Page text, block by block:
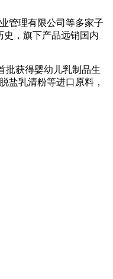
管理有限公司等多家子
，旗下产品远销国内
批获得婴幼儿乳制品生
盐乳清粉等进口原料，